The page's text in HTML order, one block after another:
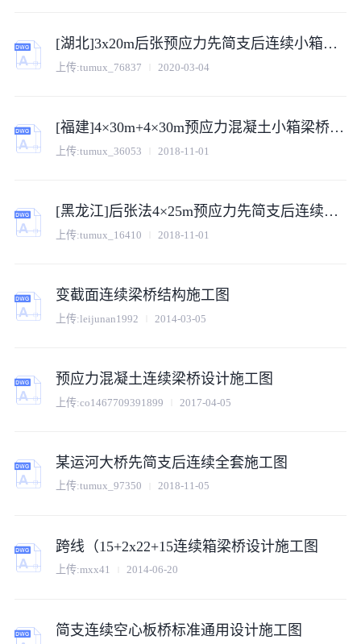
[湖北]3x20m后张预应力先简支后连续小箱梁桥施工图103张（含公用构造）
上传:tumux_76837 2020-03-04
[福建]4×30m+4×30m预应力混凝土小箱梁桥施工图（69张先简支后结构连续）
上传:tumux_36053 2018-11-01
[黑龙江]后张法4×25m预应力先简支后连续小箱梁桥施工图103张
上传:tumux_16410 2018-11-01
变截面连续梁桥结构施工图
上传:leijunan1992 2014-03-05
预应力混凝土连续梁桥设计施工图
上传:co1467709391899 2017-04-05
某运河大桥先简支后连续全套施工图
上传:tumux_97350 2018-11-05
跨线（15+2x22+15连续箱梁桥设计施工图
上传:mxx41 2014-06-20
简支连续空心板桥标准通用设计施工图